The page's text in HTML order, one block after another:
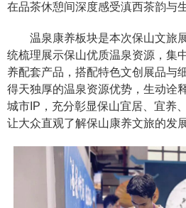
在品茶休憩间深度感受滇西茶韵与
温泉康养板块是本次保山文旅
统梳理展示保山优质温泉资源，集
养配套产品，搭配特色文创展品与
得天独厚的温泉资源优势，生动诠
城市IP，充分彰显保山宜居、宜养
让大众直观了解保山康养文旅的发